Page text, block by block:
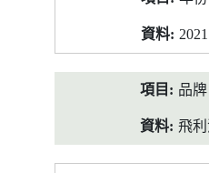
2021
品牌
飛